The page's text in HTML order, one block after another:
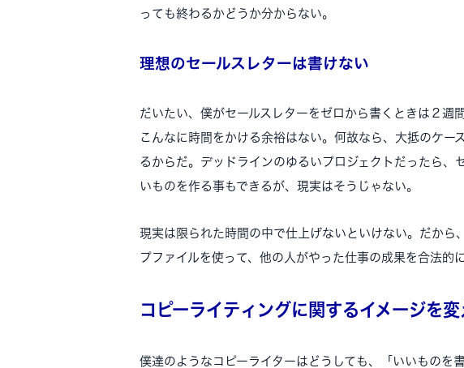
っても終わるかどうか分からない。
理想のセールスレターは書けない
だいたい、僕がセールスレターをゼロから書くときは２週
こんなに時間をかける余裕はない。何故なら、大抵のケー
るからだ。デッドラインのゆるいプロジェクトだったら、
いものを作る事もできるが、現実はそうじゃない。
現実は限られた時間の中で仕上げないといけない。だから
プファイルを使って、他の人がやった仕事の成果を合法的
コピーライティングに関するイメージを変
僕達のようなコピーライターはどうしても、「いいものを